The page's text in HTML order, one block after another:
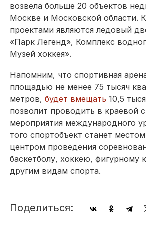
возвела больше 20 объектов
Москве и Московской области.
проектами являются ледовый
«Парк Легенд», Комплекс
Музей хоккея».
Напомним, что спортивная
площадью не менее 75 тысяч
метров, будет вмещать 10,5
позволит проводить в краевой
мероприятия международного
того спортобъект станет
центром проведения
баскетболу, хоккею, фигурному
другим видам спорта.
Поделиться: